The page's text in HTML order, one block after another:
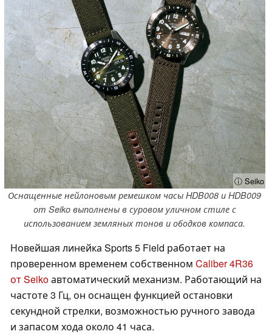
ⓘ Seiko
Оснащенные нейлоновым ремешком часы HDB008 и HDB009
от Seiko выполнены в суровом уличном стиле с
использованием земляных тонов и ободков компаса.
Новейшая линейка Sports 5 Field работает на
проверенном временем собственном Caliber 4R36
от Seikoавтоматический механизм. Работающий на
частоте 3 Гц, он оснащен функцией остановки
секундной стрелки, возможностью ручного завода
и запасом хода около 41 часа.